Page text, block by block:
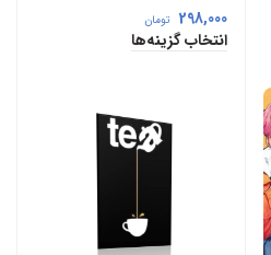
298,000 تومان
انتخاب گزینه‌ها